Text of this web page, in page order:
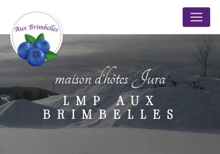
maison d’hôtes Jura
LMP AUX
BRIMBELLES